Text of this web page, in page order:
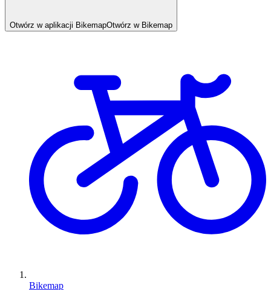
Otwórz w aplikacji BikemapOtwórz w Bikemap
Bikemap